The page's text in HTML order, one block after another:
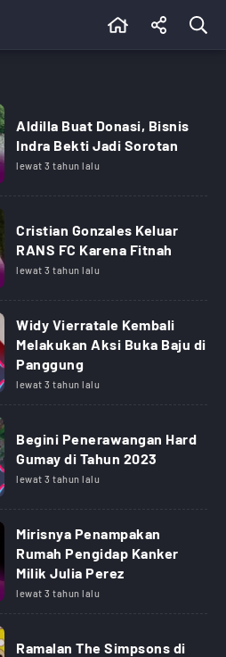
Aldilla Buat Donasi, Bisnis
Indra Bekti Jadi Sorotan
lewat 3 tahun lalu
Cristian Gonzales Keluar
RANS FC Karena Fitnah
lewat 3 tahun lalu
Widy Vierratale Kembali
Melakukan Aksi Buka Baju di
Panggung
lewat 3 tahun lalu
Begini Penerawangan Hard
Gumay di Tahun 2023
lewat 3 tahun lalu
Mirisnya Penampakan
Rumah Pengidap Kanker
Milik Julia Perez
lewat 3 tahun lalu
Ramalan The Simpsons di